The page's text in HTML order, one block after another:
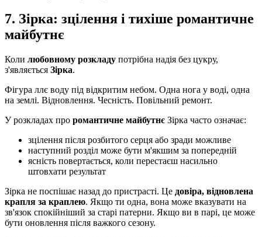
7. Зірка: зцілення і тихіше романтичне
майбутнє
Коли любовному розкладу потрібна надія без цукру,
з'являється Зірка.
Фігура ллє воду під відкритим небом. Одна нога у воді, одна
на землі. Відновлення. Чесність. Повільний ремонт.
У розкладах про романтичне майбутнє Зірка часто означає:
зцілення після розбитого серця або зради можливе
наступний розділ може бути м'якшим за попередній
ясність повертається, коли перестаєш насильно
штовхати результат
Зірка не поспішає назад до пристрасті. Це довіра, відновлена
крапля за краплею. Якщо ти одна, вона може вказувати на
зв'язок спокійніший за старі патерни. Якщо ви в парі, це може
бути оновлення після важкого сезону.